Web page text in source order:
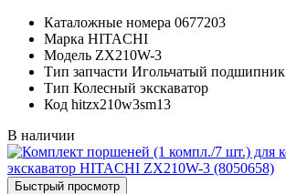
Каталожные номера 0677203
Марка HITACHI
Модель ZX210W-3
Тип запчасти Игольчатый подшипник
Тип Колесный экскаватор
Код hitzx210w3sm13
В наличии